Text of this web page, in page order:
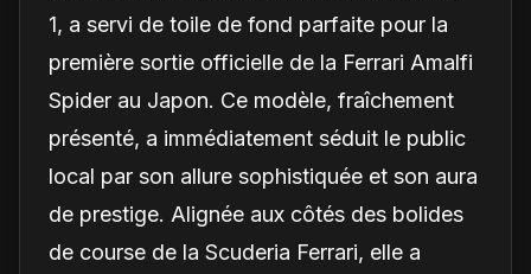
1, a servi de toile de fond parfaite pour la
première sortie officielle de la Ferrari Amalfi
Spider au Japon. Ce modèle, fraîchement
présenté, a immédiatement séduit le public
local par son allure sophistiquée et son aura
de prestige. Alignée aux côtés des bolides
de course de la Scuderia Ferrari, elle a